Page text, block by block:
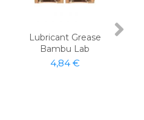
Lubricant Grease
Bambu Lab
4,84 €